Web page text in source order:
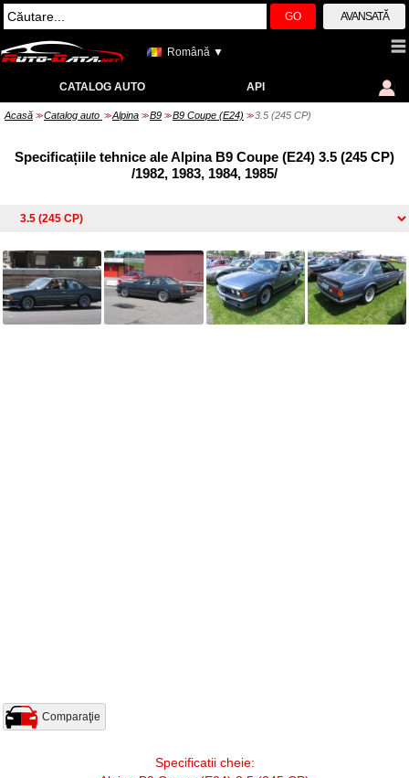
GO AVANSATĂ
Română ▼
CATALOG AUTO API
Acasă >> Catalog auto >> Alpina >> B9 >> B9 Coupe (E24) >> 3.5 (245 CP)
Specificațiile tehnice ale Alpina B9 Coupe (E24) 3.5 (245 CP)
/1982, 1983, 1984, 1985/
Comparaţie
Specificatii cheie: